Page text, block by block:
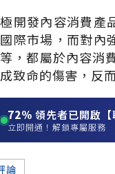
開發內容消費產
際市場，而對內
，都屬於內容消
致命的傷害，反
72% 領先者已開啟【
立即開通！解鎖專屬服務
論